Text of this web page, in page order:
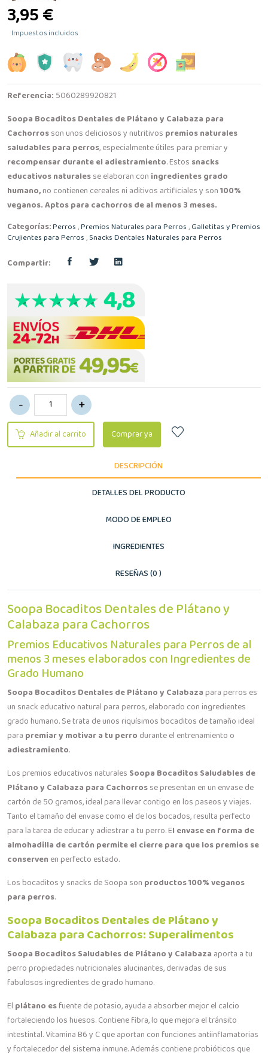
3,95 €
Impuestos incluidos
Referencia: 5060289920821
Soopa Bocaditos Dentales de Plátano y Calabaza para
Cachorrosson unos deliciosos y nutritivos premios naturales
saludables para perros, especialmente útiles para premiar y
recompensar durante el adiestramiento. Estos snacks
educativos naturalesse elaboran con ingredientes grado
humano,no contienen cereales ni aditivos artificiales y son100%
veganos.Aptos para cachorros de al menos 3 meses.
Categorías:Perros,Premios Naturales para Perros,Galletitas y Premios
Crujientes para Perros,Snacks Dentales Naturales para Perros
Compartir:
Añadir al carrito Comprar ya
DESCRIPCIÓN
DETALLES DEL PRODUCTO
MODO DE EMPLEO
INGREDIENTES
RESEÑAS (0 )
Soopa Bocaditos Dentales de Plátano y
Calabaza para Cachorros
Premios Educativos Naturales para Perros de al
menos 3 meses elaborados con Ingredientes de
Grado Humano
Soopa Bocaditos Dentales de Plátano y Calabazapara perros es
un snack educativo natural para perros, elaborado con ingredientes
grado humano. Se trata de unos riquísimos bocaditos de tamaño ideal
para premiar y motivar a tu perro durante el entrenamiento o
adiestramiento.
Los premios educativos naturales Soopa Bocaditos Saludables de
Plátano y Calabaza para Cachorrosse presentan en un envase de
cartón de 50 gramos, ideal para llevar contigo en los paseos y viajes.
Tanto el tamaño del envase como el de los bocados, resulta perfecto
para la tarea de educar y adiestrar a tu perro. El envase en forma de
almohadilla de cartón permite el cierre para que los premios se
conservenen perfecto estado.
Los bocaditos y snacks de Soopa son productos 100% veganos
para perros.
Soopa Bocaditos Dentales de Plátano y
Calabaza para Cachorros: Superalimentos
Soopa Bocaditos Saludables de Plátano y Calabaza aporta a tu
perro propiedades nutricionales alucinantes, derivadas de sus
fabulosos ingredientes de grado humano.
El plátano esfuente de potasio, ayuda a absorber mejor el calcio
fortaleciendo los huesos. Contiene fibra, lo que mejora el tránsito
intestintal. Vitamina B6 y C que aportan con funciones antiinflamatorias
y fortalecedor del sistema inmune. Además contiene probióticos que